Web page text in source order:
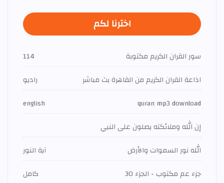
اخترنا لكم
سور القران الكريم مكتوبة
114
اذاعة القران الكريم من القاهرة بث مباشر
راديو
quran mp3 download
english
إن الله وملائكته يصلون على النبي
الله نور السموات والأرض
آية النور
جزء عم مكتوب - الجزء 30
كامل